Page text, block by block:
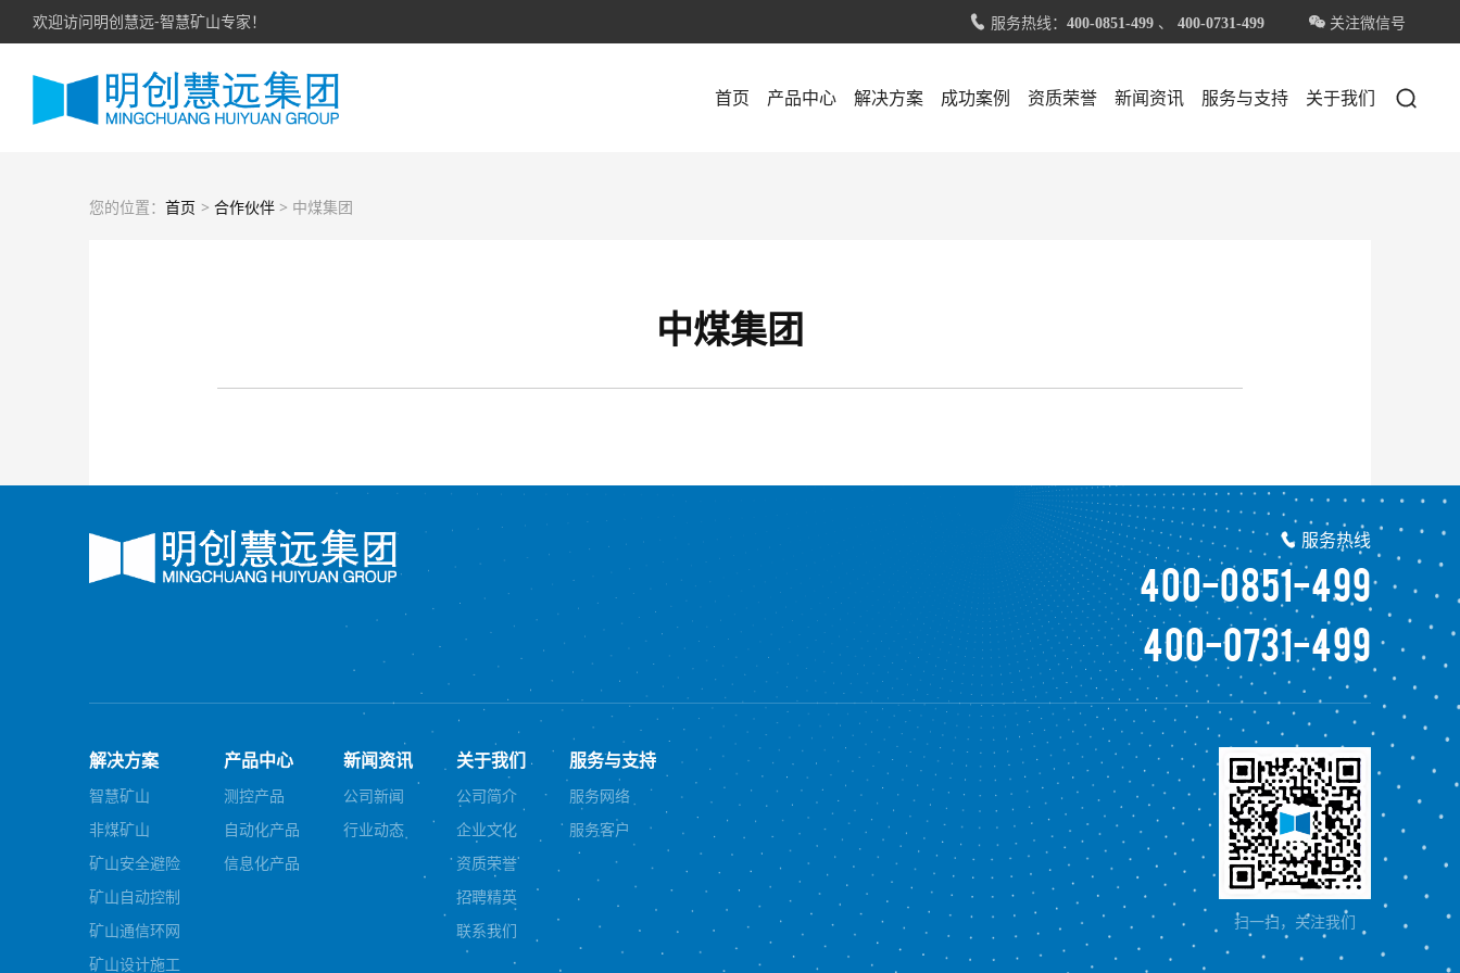
欢迎访问明创慧远-智慧矿山专家！  服务热线： 400-0851-499 、 400-0731-499  关注微信号
首页 产品中心 解决方案 成功案例 资质荣誉 新闻资讯 服务与支持 关于我们 
您的位置： 首页 > 合作伙伴 > 中煤集团
中煤集团
 服务热线
400-0851-499
400-0731-499
解决方案
智慧矿山
非煤矿山
矿山安全避险
矿山自动控制
矿山通信环网
矿山设计施工
产品中心
测控产品
自动化产品
信息化产品
新闻资讯
公司新闻
行业动态
关于我们
公司简介
企业文化
资质荣誉
招聘精英
联系我们
服务与支持
服务网络
服务客户
扫一扫，关注我们